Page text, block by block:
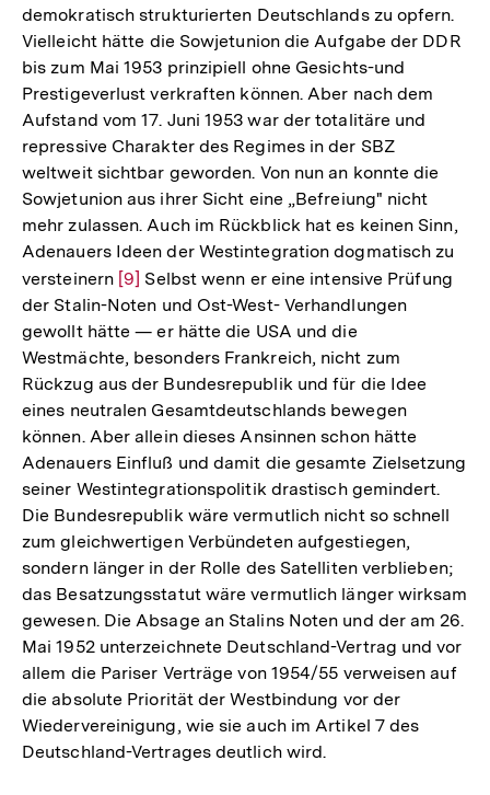
demokratisch strukturierten Deutschlands zu opfern.
Vielleicht hätte die Sowjetunion die Aufgabe der DDR
bis zum Mai 1953 prinzipiell ohne Gesichts-und
Prestigeverlust verkraften können. Aber nach dem
Aufstand vom 17. Juni 1953 war der totalitäre und
repressive Charakter des Regimes in der SBZ
weltweit sichtbar geworden. Von nun an konnte die
Sowjetunion aus ihrer Sicht eine „Befreiung" nicht
mehr zulassen. Auch im Rückblick hat es keinen Sinn,
Adenauers Ideen der Westintegration dogmatisch zu
versteinern Zur
Auflösung
der
Fußnote
[9] Selbst wenn er eine intensive Prüfung
der Stalin-Noten und Ost-West- Verhandlungen
gewollt hätte — er hätte die USA und die
Westmächte, besonders Frankreich, nicht zum
Rückzug aus der Bundesrepublik und für die Idee
eines neutralen Gesamtdeutschlands bewegen
können. Aber allein dieses Ansinnen schon hätte
Adenauers Einfluß und damit die gesamte Zielsetzung
seiner Westintegrationspolitik drastisch gemindert.
Die Bundesrepublik wäre vermutlich nicht so schnell
zum gleichwertigen Verbündeten aufgestiegen,
sondern länger in der Rolle des Satelliten verblieben;
das Besatzungsstatut wäre vermutlich länger wirksam
gewesen. Die Absage an Stalins Noten und der am 26.
Mai 1952 unterzeichnete Deutschland-Vertrag und vor
allem die Pariser Verträge von 1954/55 verweisen auf
die absolute Priorität der Westbindung vor der
Wiedervereinigung, wie sie auch im Artikel 7 des
Deutschland-Vertrages deutlich wird.